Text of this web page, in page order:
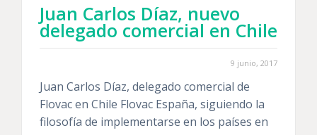
Juan Carlos Díaz, nuevo
delegado comercial en Chile
9 junio, 2017
Juan Carlos Díaz, delegado comercial de
Flovac en Chile Flovac España, siguiendo la
filosofía de implementarse en los países en